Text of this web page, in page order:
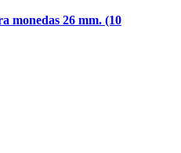
monedas 26 mm. (10